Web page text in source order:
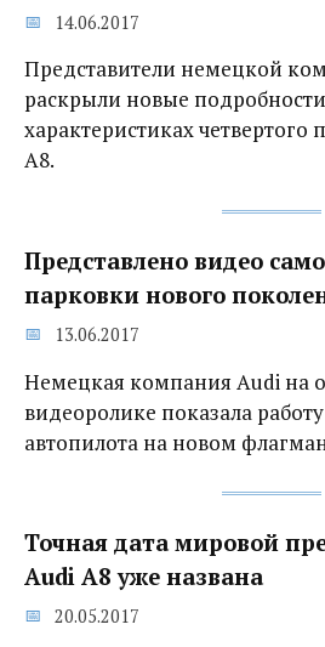
14.06.2017
Представители немецкой
раскрыли новые
характеристиках четвертого
A8.
Представлено видео
парковки нового
13.06.2017
Немецкая компания Audi на
видеоролике показала
автопилота на новом
Точная дата мировой
Audi A8 уже названа
20.05.2017